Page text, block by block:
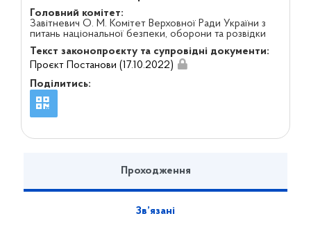
Головний комітет:
Завітневич О. М. Комітет Верховної Ради України з
питань національної безпеки, оборони та розвідки
Текст законопроєкту та супровідні документи:
Проєкт Постанови (17.10.2022)
Поділитись:
Проходження
Зв’язані